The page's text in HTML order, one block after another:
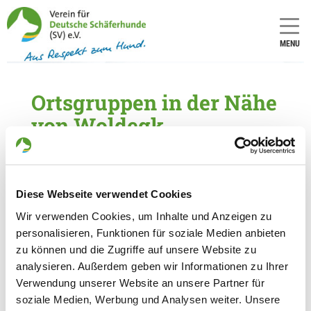
Diese Webseite verwendet Cookies
Wir verwenden Cookies, um Inhalte und Anzeigen zu
personalisieren, Funktionen für soziale Medien anbieten
zu können und die Zugriffe auf unsere Website zu
analysieren. Außerdem geben wir Informationen zu Ihrer
Verwendung unserer Website an unsere Partner für
soziale Medien, Werbung und Analysen weiter. Unsere
MENU
Ortsgruppen in der Nähe
von Woldegk
5 Ortsgruppen im Umkreis von 50 km gefunden
OG - Prenzlau
Details
17291 Prenzlau
OG - Neubrandenburg
Baumwallsweg 5
17034 Neubrandenburg